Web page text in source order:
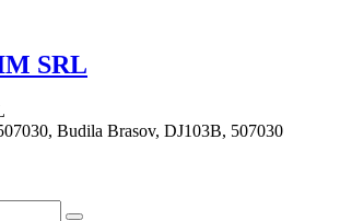
SRL
Budila Brasov, DJ103B, 507030